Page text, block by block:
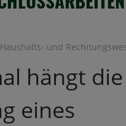
Haushalts- und
hängt die
eines